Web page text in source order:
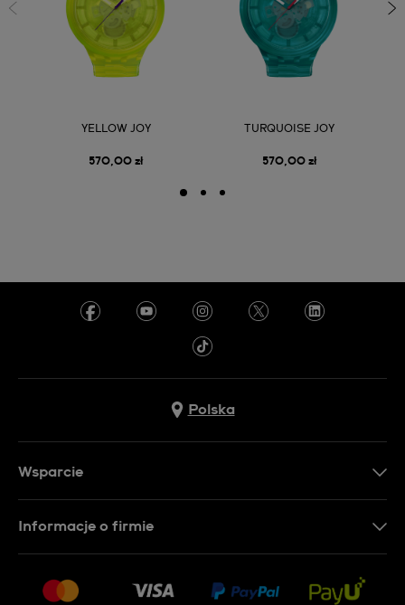
YELLOW JOY
570,00 zł
TURQUOISE JOY
570,00 zł
Polska
Wsparcie
Informacje o firmie
Praca